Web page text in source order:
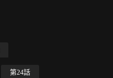
第24話